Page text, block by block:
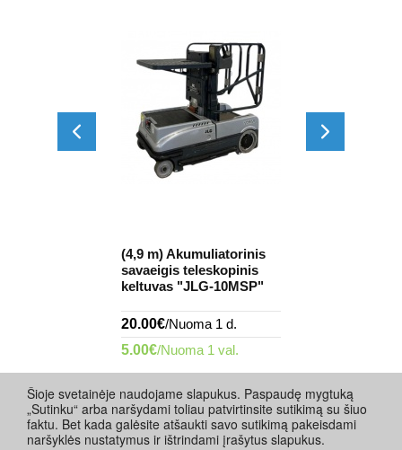
(4,9 m) Akumuliatorinis
savaeigis teleskopinis
keltuvas "JLG-10MSP"
20.00€/Nuoma 1 d.
5.00€/Nuoma 1 val.
Šioje svetainėje naudojame slapukus. Paspaudę mygtuką
„Sutinku“ arba naršydami toliau patvirtinsite sutikimą su šiuo
faktu. Bet kada galėsite atšaukti savo sutikimą pakeisdami
naršyklės nustatymus ir ištrindami įrašytus slapukus.